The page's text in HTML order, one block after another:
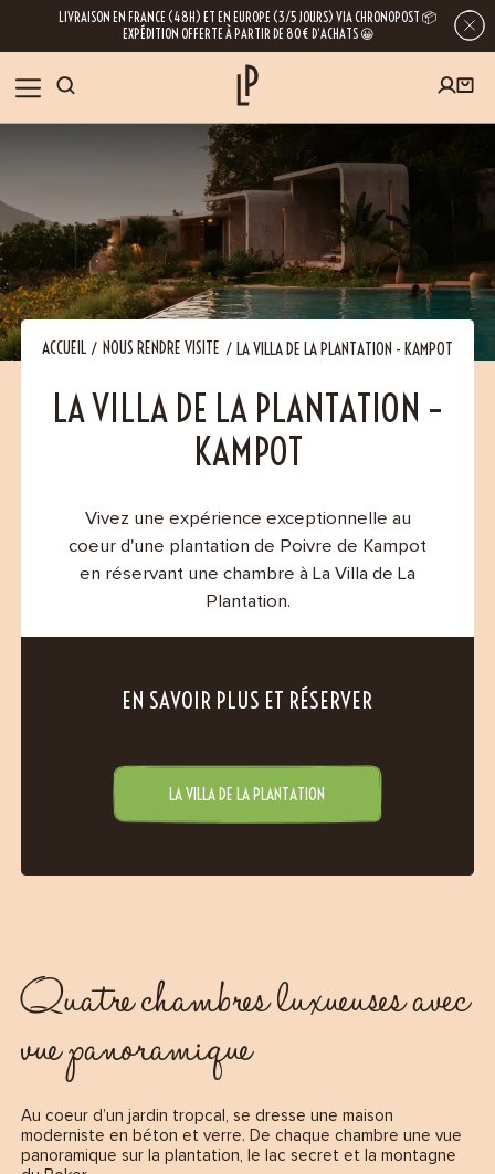
LIVRAISON EN FRANCE (48H) ET EN EUROPE (3/5 JOURS) VIA CHRONOPOST 📦
EXPÉDITION OFFERTE À PARTIR DE 80€ D’ACHATS 😀
RECETTES
BLOG
À PROPOS
NOUS RENDRE VISITE
Contact
ACCUEIL NOUS RENDRE VISITE LA VILLA DE LA PLANTATION - KAMPOT
LA VILLA DE LA PLANTATION –
KAMPOT
Vivez une expérience exceptionnelle au
coeur d'une plantation de Poivre de Kampot
en réservant une chambre à La Villa de La
Plantation.
EN SAVOIR PLUS ET RÉSERVER
LA VILLA DE LA PLANTATION
Quatre chambres luxueuses avec
vue panoramique
Au coeur d’un jardin tropcal, se dresse une maison
moderniste en béton et verre. De chaque chambre une vue
panoramique sur la plantation, le lac secret et la montagne
INSCRIVEZ-VOUS À LA NEWSLETTER
En laissant votre e-mail, vous obtenez l’accès à nos newsletters riches en
conseils, inspirations et informations sur nos dernières nouveautés. Bien sûr, se